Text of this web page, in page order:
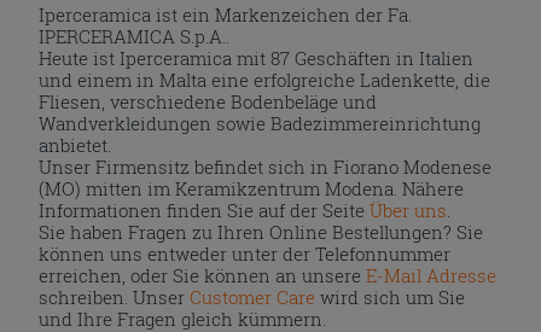
Iperceramica ist ein Markenzeichen der Fa.
IPERCERAMICA S.p.A..
Heute ist Iperceramica mit 87 Geschäften in Italien
und einem in Malta eine erfolgreiche Ladenkette, die
Fliesen, verschiedene Bodenbeläge und
Wandverkleidungen sowie Badezimmereinrichtung
anbietet.
Unser Firmensitz befindet sich in Fiorano Modenese
(MO) mitten im Keramikzentrum Modena. Nähere
Informationen finden Sie auf der Seite Über uns
Sie haben Fragen zu Ihren Online Bestellungen? Sie
können uns entweder unter der Telefonnummer
erreichen, oder Sie können an unsereE-Mail Adresse
schreiben. UnserCustomer Care wird sich um Sie
und Ihre Fragen gleich kümmern.